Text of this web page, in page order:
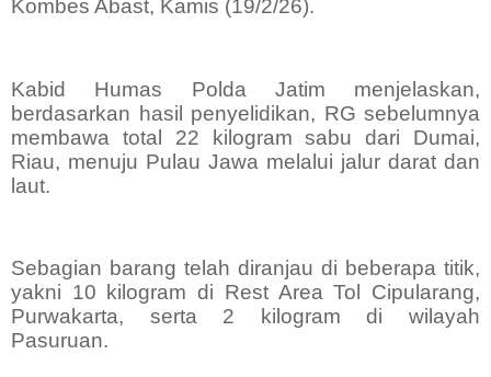
Kombes Abast, Kamis (19/2/26).
Kabid Humas Polda Jatim menjelaskan,
berdasarkan hasil penyelidikan, RG sebelumnya
membawa total 22 kilogram sabu dari Dumai,
Riau, menuju Pulau Jawa melalui jalur darat dan
laut.
Sebagian barang telah diranjau di beberapa titik,
yakni 10 kilogram di Rest Area Tol Cipularang,
Purwakarta, serta 2 kilogram di wilayah
Pasuruan.